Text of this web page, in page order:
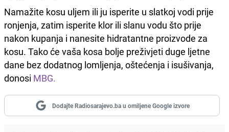
Namažite kosu uljem ili ju isperite u slatkoj vodi prije
ronjenja, zatim isperite klor ili slanu vodu što prije
nakon kupanja i nanesite hidratantne proizvode za
kosu. Tako će vaša kosa bolje preživjeti duge ljetne
dane bez dodatnog lomljenja, oštećenja i isušivanja,
donosi MBG.
Dodajte Radiosarajevo.ba u omiljene Google izvore